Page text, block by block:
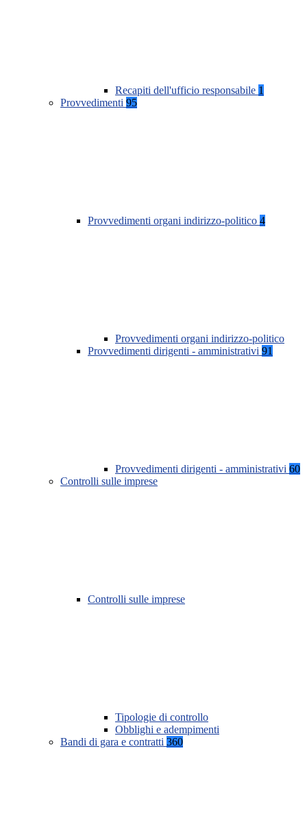
Recapiti dell'ufficio responsabile 1
Provvedimenti 95
Provvedimenti organi indirizzo-politico 4
Provvedimenti organi indirizzo-politico
Provvedimenti dirigenti - amministrativi 91
Provvedimenti dirigenti - amministrativi 60
Controlli sulle imprese
Controlli sulle imprese
Tipologie di controllo
Obblighi e adempimenti
Bandi di gara e contratti 360